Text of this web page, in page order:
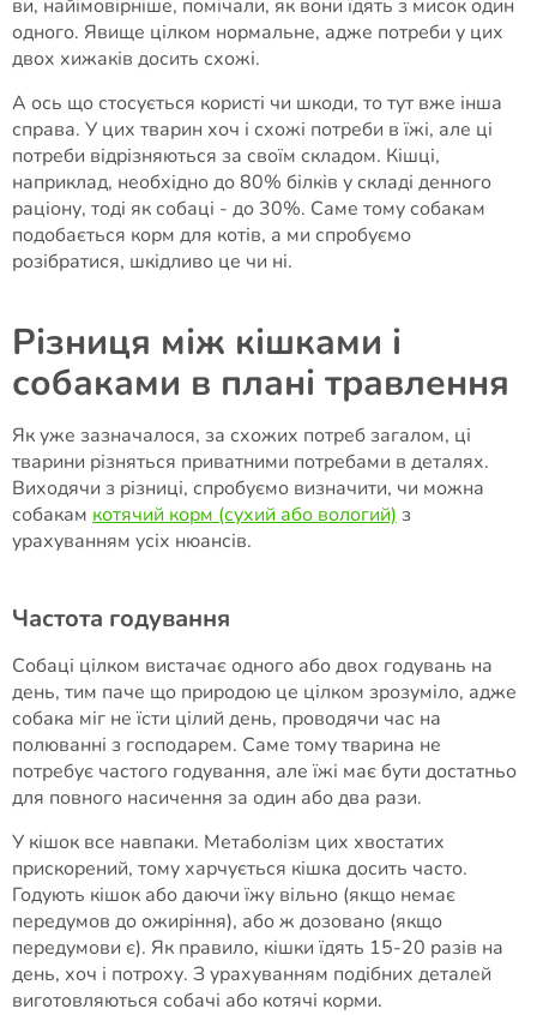
ви, найімовірніше, помічали, як вони їдять з мисок один
одного. Явище цілком нормальне, адже потреби у цих
двох хижаків досить схожі.
А ось що стосується користі чи шкоди, то тут вже інша
справа. У цих тварин хоч і схожі потреби в їжі, але ці
потреби відрізняються за своїм складом. Кішці,
наприклад, необхідно до 80% білків у складі денного
раціону, тоді як собаці - до 30%. Саме тому собакам
подобається корм для котів, а ми спробуємо
розібратися, шкідливо це чи ні.
Різниця між кішками і
собаками в плані травлення
Як уже зазначалося, за схожих потреб загалом, ці
тварини різняться приватними потребами в деталях.
Виходячи з різниці, спробуємо визначити, чи можна
собакам котячий корм (сухий або вологий) з
урахуванням усіх нюансів.
Частота годування
Собаці цілком вистачає одного або двох годувань на
день, тим паче що природою це цілком зрозуміло, адже
собака міг не їсти цілий день, проводячи час на
полюванні з господарем. Саме тому тварина не
потребує частого годування, але їжі має бути достатньо
для повного насичення за один або два рази.
У кішок все навпаки. Метаболізм цих хвостатих
прискорений, тому харчується кішка досить часто.
Годують кішок або даючи їжу вільно (якщо немає
передумов до ожиріння), або ж дозовано (якщо
передумови є). Як правило, кішки їдять 15-20 разів на
день, хоч і потроху. З урахуванням подібних деталей
виготовляються собачі або котячі корми.